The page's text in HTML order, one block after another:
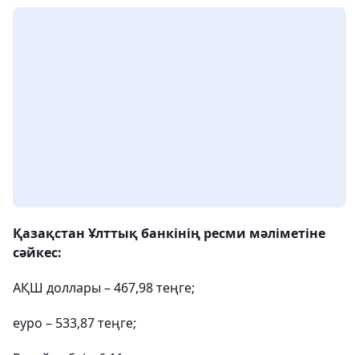
Қазақстан Ұлттық банкінің ресми мәліметіне
сәйкес:
АҚШ доллары – 467,98 теңге;
еуро – 533,87 теңге;